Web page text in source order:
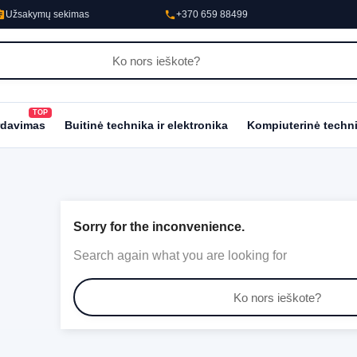
Užsakymų sekimas phone+370 659 88499
TOP
Buitinė technika ir elektronika Kompiuterinė
Sorry for the inconvenience.
Search again what you are looking for